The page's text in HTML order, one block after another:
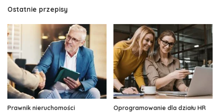
Ostatnie przepisy
Prawnik nieruchomości
Oprogramowanie dla działu HR